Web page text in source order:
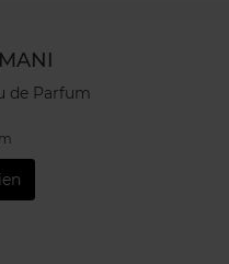
de Parfum